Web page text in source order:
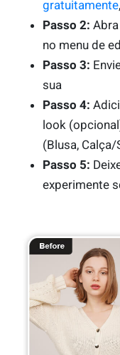
gratuitamente
Passo 2:
no menu de
Passo 3:
sua
Passo 4:
look
(Blusa,
Passo 5:
experimente